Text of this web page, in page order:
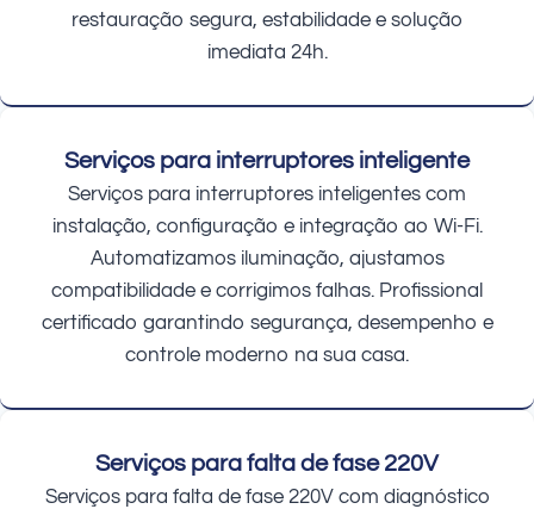
restauração segura, estabilidade e solução
imediata 24h.
Serviços para interruptores inteligente
Serviços para interruptores inteligentes com
instalação, configuração e integração ao Wi-Fi.
Automatizamos iluminação, ajustamos
compatibilidade e corrigimos falhas. Profissional
certificado garantindo segurança, desempenho e
controle moderno na sua casa.
Serviços para falta de fase 220V
Serviços para falta de fase 220V com diagnóstico